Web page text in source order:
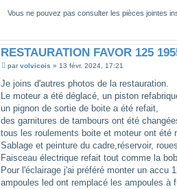
Vous ne pouvez pas consulter les pièces jointes
RESTAURATION FAVOR 125
M
s
a
g
parvolvicois » 13 févr. 2024, 17:21
Je joins d'autres photos de la restauration.
Le moteur a été déglacé, un piston
un pignon de sortie de boite a été refait,
des garnitures de tambours ont été
tous les roulements boite et moteur ont été
Sablage et peinture du cadre,réservoir,
Faisceau électrique refait tout comme la
Pour l'éclairage j'ai préféré monter un accu
ampoules led ont remplacé les ampoules à